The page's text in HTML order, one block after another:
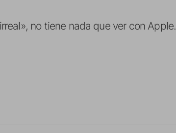
no tiene nada que ver con Apple.